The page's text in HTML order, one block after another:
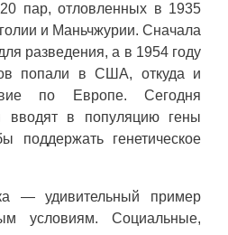
пар, отловленных в 1935
и Маньчжурии. Сначала
разведения, а в 1954 году
попали в США, откуда и
по Европе. Сегодня
вводят в популяцию гены
поддержать генетическое
— удивительный пример
условиям. Социальные,